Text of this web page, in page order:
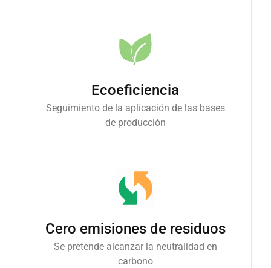
Ecoeficiencia
Seguimiento de la aplicación de las bases
de producción
Cero emisiones de residuos
Se pretende alcanzar la neutralidad en
carbono